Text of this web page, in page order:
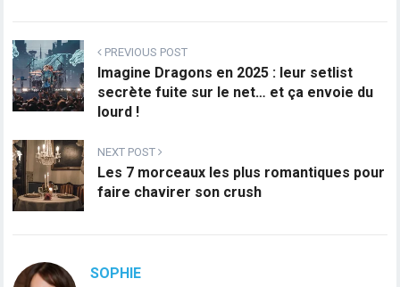
PREVIOUS POST
Imagine Dragons en 2025 : leur setlist
secrète fuite sur le net… et ça envoie du
lourd !
NEXT POST
Les 7 morceaux les plus romantiques pour
faire chavirer son crush
SOPHIE